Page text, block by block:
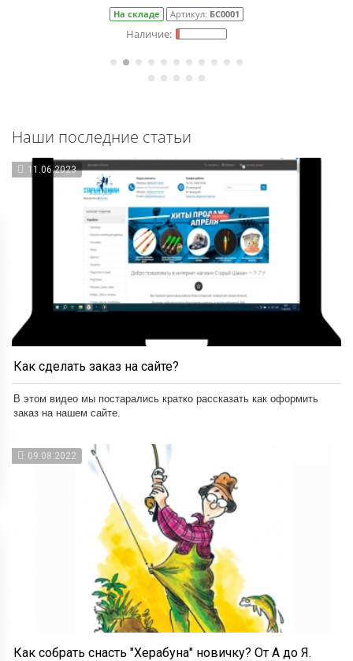
На складе Артикул: БС0001
Наши последние статьи
11.06.2023
Как сделать заказ на сайте?
В этом видео мы постарались кратко рассказать как оформить
заказ на нашем сайте.
09.08.2022
Как собрать снасть "Херабуна" новичку? От А до Я.